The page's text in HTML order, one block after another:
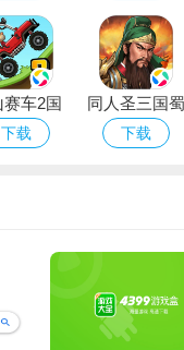
物，享受经营乐趣。而
以认识更多朋友，互动
欢乐。
下载官方版游戏亮点
、模拟、社交等多种玩
版2026
赛车2国
新正版下
下载
同人圣三国蜀
汉传官网下载
下载